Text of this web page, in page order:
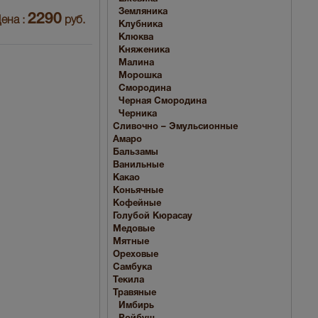
: 2290 руб.
Земляника
Клубника
Клюква
Княженика
Малина
Морошка
Смородина
Черная Смородина
Черника
Сливочно – Эмульсионные
Амаро
Бальзамы
Ванильные
Какао
Коньячные
Кофейные
Голубой Кюрасау
Медовые
Мятные
Ореховые
Самбука
Текила
Травяные
Имбирь